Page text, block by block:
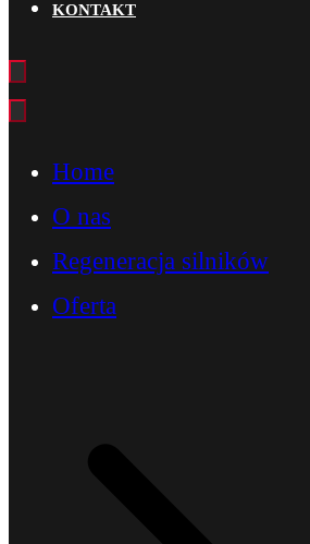
KONTAKT
Home
O nas
Regeneracja silników
Oferta